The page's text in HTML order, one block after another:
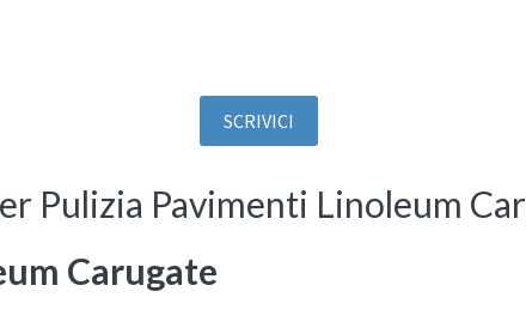
SCRIVICI
Pulizia Pavimenti Linoleum
Carugate